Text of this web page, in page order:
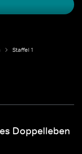
Staffel 1
Doppelleben